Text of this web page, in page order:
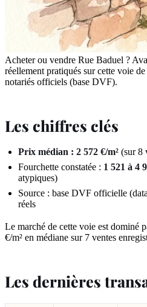
Acheter ou vendre Rue Baduel ?
réellement pratiqués sur cette voie
notariés officiels (base DVF).
Les chiffres clés
Prix médian : 2 572 €/m² (sur 8
Fourchette constatée : 1 521 à 4
atypiques)
Source : base DVF officielle
réels
Le marché de cette voie est dominé
€/m² en médiane sur 7 ventes
Les dernières